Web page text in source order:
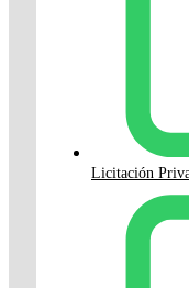
Licitación